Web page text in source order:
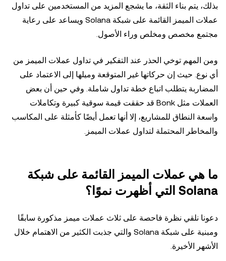
بذلك، يتم بناء الثقة، ما يشجع المزيد من المستخدمين على تداول
عملات الميمز القائمة على شبكة Solana ويساعد على رعاية
مجتمع مخصص ومخلص وراء الأصول.
ومن المهم توخي الحذر عند التفكير في تداول عملات الميمز من
أي نوع. حيث إن حركاتها غير المتوقعة وميلها إلى الاعتماد على
المضاربة يتطلب اتباع خطة تداول شاملة. وفي حين أن بعض
العملات مثل Bonk قد حققت قيمة سوقية كبيرة وتكاملات
واسعة النطاق للمشاريع، إلا أنها تعمل أيضًا كأمثلة على المكاسب
والمخاطر المحتملة لتداول عملات الميمز.
ما هي عملات الميمز القائمة على شبكة
Solana التي أظهرت نموًا؟
دعونا نلقي نظرة فاحصة على ثلاث عملات ميمز مذكورة سابقًا
ومبنية على شبكة Solana والتي جذبت الكثير من الاهتمام خلال
الأشهر الأخيرة.